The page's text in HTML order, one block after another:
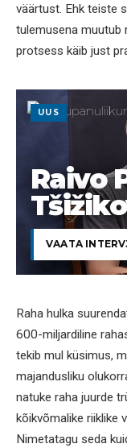
väärtust. Ehk teiste
tulemusena muutub
protsess käib just
UUS
Raivo
VAATA
Raha hulka
600-miljardiline
tekib mul küsimus,
majandusliku
natuke raha juurde
kõikvõmalike riiklike
Nimetatagu seda